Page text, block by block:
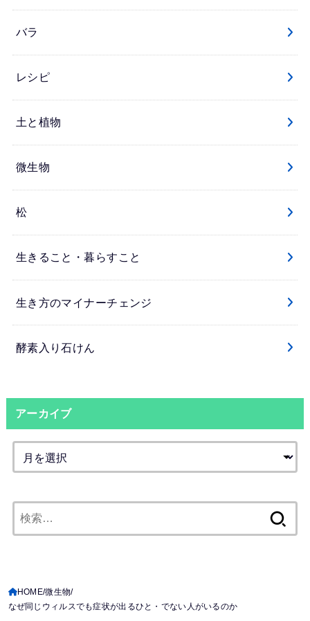
バラ
レシピ
土と植物
微生物
松
生きること・暮らすこと
生き方のマイナーチェンジ
酵素入り石けん
アーカイブ
索:
HOME 微生物
なぜ同じウィルスでも症状が出るひと・でない人がいるのか